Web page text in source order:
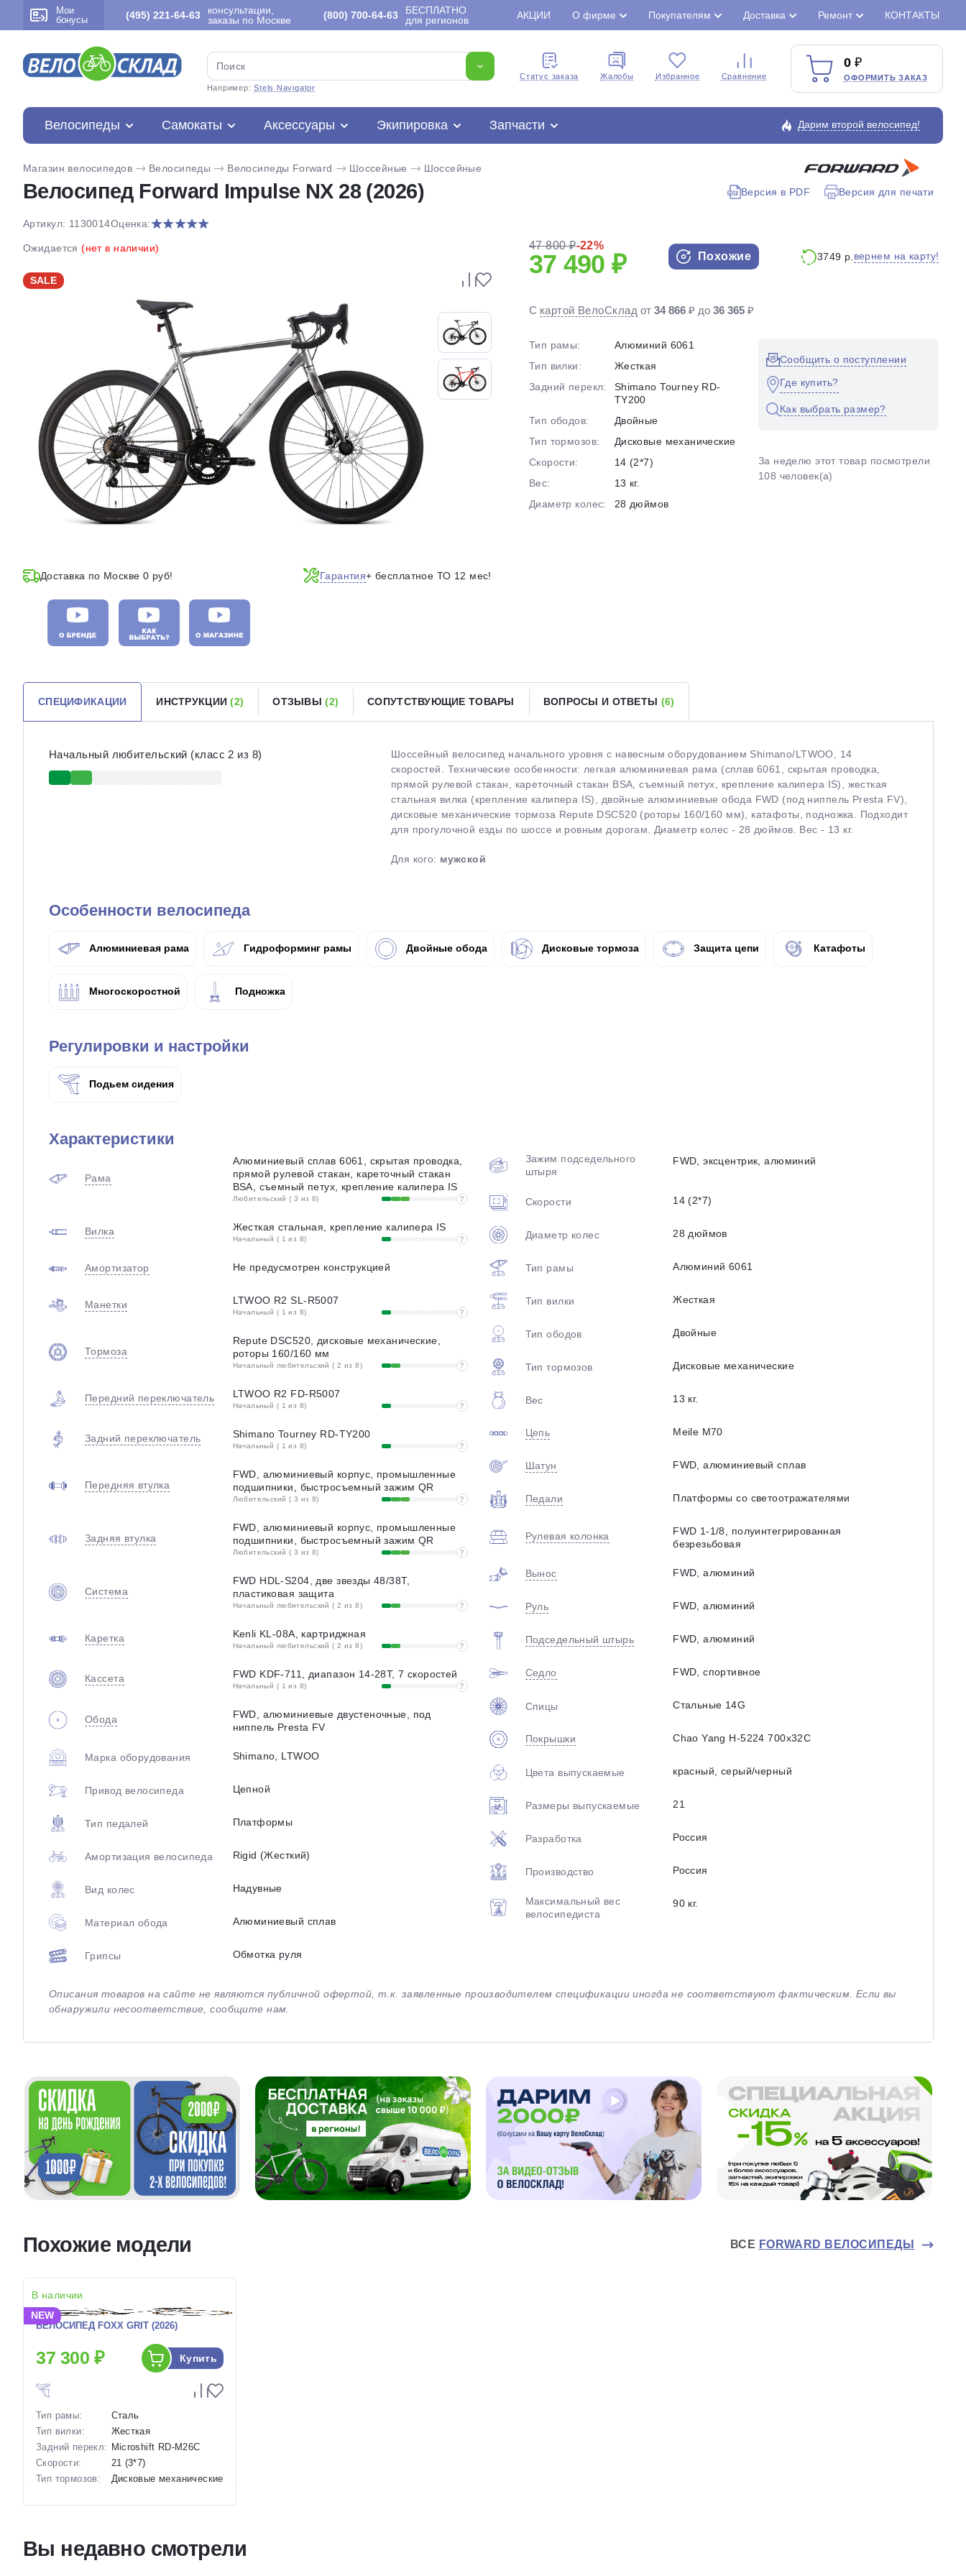
Мои
бонусы
(495) 221-64-63
консультации,
заказы по Москве
(800) 700-64-63
БЕСПЛАТНО
для регионов
АКЦИИ О фирме Покупателям Доставка Ремонт КОНТАКТЫ
Например:Stels Navigator
Cтатус заказа Жалобы Избранное Сравнение
0
ОФОРМИТЬ ЗАКАЗ
Велосипеды Самокаты Аксессуары Экипировка Запчасти Дарим второй велосипед!
Магазин велосипедов Велосипеды Велосипеды Forward Шоссейные Шоссейные
Велосипед Forward Impulse NX 28 (2026) Версия в PDF Версия для печати
Артикул: 1130014Оценка:
Ожидается(нет в наличии)
SALE
Доставка по Москве 0 руб! Гарантия+ бесплатное ТО 12 мес!
47 800 ₽-22%
37 490 ₽ Похожие 3749 р. вернем на карту!
С картой ВелоСклад от34 866 ₽ до36 365 ₽
Тип рамы:
Алюминий 6061
Тип вилки:
Жесткая
Задний перекл:
Shimano Tourney RD-
TY200
Тип ободов:
Двойные
Тип тормозов:
Дисковые механические
Скорости:
14 (2*7)
Вес:
13 кг.
Диаметр колес:
28 дюймов
Сообщить о поступлении
Где купить?
Как выбрать размер?
За неделю этот товар посмотрели
108 человек(а)
СПЕЦИФИКАЦИИ ИНСТРУКЦИИ(2) ОТЗЫВЫ(2) СОПУТСТВУЮЩИЕ ТОВАРЫ ВОПРОСЫ И ОТВЕТЫ (6)
Начальный любительский (класс 2 из 8)
Шоссейный велосипед начального уровня с навесным оборудованием Shimano/LTWOO, 14
скоростей. Технические особенности: легкая алюминиевая рама (сплав 6061, скрытая проводка,
прямой рулевой стакан, кареточный стакан BSA, съемный петух, крепление калипера IS), жесткая
стальная вилка (крепление калипера IS), двойные алюминиевые обода FWD (под ниппель Presta FV),
дисковые механические тормоза Repute DSC520 (роторы 160/160 мм), катафоты, подножка. Подходит
для прогулочной езды по шоссе и ровным дорогам. Диаметр колес - 28 дюймов. Вес - 13 кг.
Для кого: мужской
Особенности велосипеда
Алюминиевая рама Гидроформинг рамы Двойные обода Дисковые тормоза Защита цепи Катафоты
Многоскоростной Подножка
Регулировки и настройки
Подьем сидения
Характеристики
Рама
Алюминиевый сплав 6061, скрытая проводка,
прямой рулевой стакан, кареточный стакан
BSA, съемный петух, крепление калипера IS
Любительский ( 3 из 8) ?
Вилка Жесткая стальная, крепление калипера IS
Начальный ( 1 из 8) ?
Амортизатор Не предусмотрен конструкцией
Манетки LTWOO R2 SL-R5007
Начальный ( 1 из 8) ?
Тормоза
Repute DSC520, дисковые механические,
роторы 160/160 мм
Начальный любительский ( 2 из 8) ?
Передний переключатель LTWOO R2 FD-R5007
Начальный ( 1 из 8) ?
Задний переключатель Shimano Tourney RD-TY200
Начальный ( 1 из 8) ?
Передняя втулка
FWD, алюминиевый корпус, промышленные
подшипники, быстросъемный зажим QR
Любительский ( 3 из 8) ?
Задняя втулка
FWD, алюминиевый корпус, промышленные
подшипники, быстросъемный зажим QR
Любительский ( 3 из 8) ?
Система
FWD HDL-S204, две звезды 48/38Т,
пластиковая защита
Начальный любительский ( 2 из 8) ?
Каретка Kenli KL-08A, картриджная
Начальный любительский ( 2 из 8) ?
Кассета FWD KDF-711, диапазон 14-28T, 7 скоростей
Начальный ( 1 из 8) ?
Обода
FWD, алюминиевые двустеночные, под
ниппель Presta FV
Марка оборудования Shimano, LTWOO
Привод велосипеда Цепной
Тип педалей Платформы
Амортизация велосипеда Rigid (Жесткий)
Вид колес Надувные
Материал обода Алюминиевый сплав
Грипсы Обмотка руля
Зажим подседельного
штыря
FWD, эксцентрик, алюминий
Скорости 14 (2*7)
Диаметр колес 28 дюймов
Тип рамы Алюминий 6061
Тип вилки Жесткая
Тип ободов Двойные
Тип тормозов Дисковые механические
Вес 13 кг.
Цепь Meile M70
Шатун FWD, алюминиевый сплав
Педали Платформы со светоотражателями
Рулевая колонка
FWD 1-1/8, полуинтегрированная
безрезьбовая
Вынос FWD, алюминий
Руль FWD, алюминий
Подседельный штырь FWD, алюминий
Седло FWD, спортивное
Спицы Стальные 14G
Покрышки Chao Yang H-5224 700x32C
Цвета выпускаемые красный, серый/черный
Размеры выпускаемые 21
Разработка Россия
Производство Россия
Максимальный вес
велосипедиста
90 кг.
Описания товаров на сайте не являются публичной офертой, т.к. заявленные производителем спецификации иногда не соответствуют фактическим. Если вы
обнаружили несоответствие, сообщите нам.
Похожие модели ВСЕ FORWARD ВЕЛОСИПЕДЫ
В наличии
NEW
ВЕЛОСИПЕД FOXX GRIT (2026)
37 300 ₽ Купить
Тип рамы:
Сталь
Тип вилки:
Жесткая
Задний перекл: Microshift RD-M26C
Скорости:
21 (3*7)
Тип тормозов:
Дисковые механические
наличии:
Вы недавно смотрели
Разбейте
оплату
на части
без переплат
График платежей
Сегодня
25%
Подробнееоб оплате Плайтом
8 800 302-02-51